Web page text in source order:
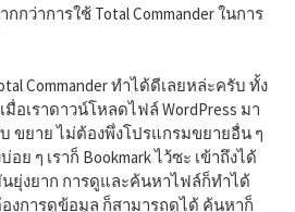
กว่าการใช้ Total Commander ในการ
Commander ทำได้ดีเลยหล่ะครับ ทั้ง
อเราดาวน์โหลดไฟล์ WordPress มา
ขยาย ไม่ต้องพึ่งโปรแกรมขยายอื่น ๆ
ย ๆ เราก็ Bookmark ไว้ซะ เข้าถึงได้
ยุ่งยาก การดูและค้นหาไฟล์ก็ทำได้
งการดูข้อมูล ก็สามารถดูได้ ค้นหาก็